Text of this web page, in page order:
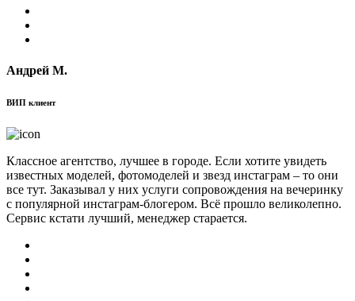
Андрей М.
ВИП клиент
Классное агентство, лучшее в городе. Если хотите увидеть
известных моделей, фотомоделей и звезд инстаграм – то они
все тут. Заказывал у них услуги сопровождения на вечеринку
с популярной инстаграм-блогером. Всё прошло великолепно.
Сервис кстати лучший, менеджер старается.